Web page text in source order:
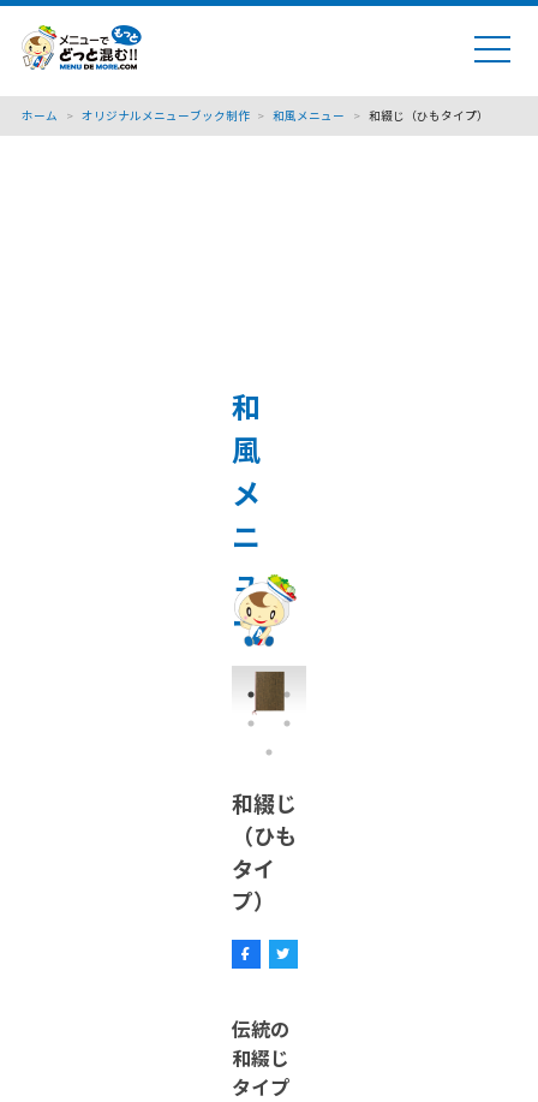
ホーム > オリジナルメニューブック制作 > 和風メニュー > 和綴じ（ひもタイプ）
和
風
メ
ニ
ュ
ー
和綴じ
（ひも
タイ
プ）
伝統の
和綴じ
タイプ